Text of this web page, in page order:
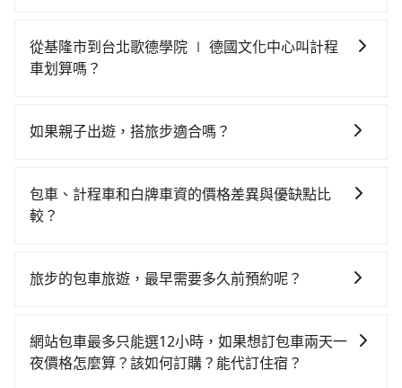
約600元、車程約35分鐘。抵達高鐵站後，步行進站、
現場購票並於月台排隊的時間約20分鐘，再乘坐7~8分
天候狀況，決定是步行一段路或者搭乘公車抵達最終的
用tripool並到府專車接送，則每人平均花費約230元，
費時34分鐘。選擇搭乘高鐵而不預約包車，不僅每人至
以下要乘車，也可參考tripool的拼車共乘服務，最多可
對的時間彈性，在北北基桃竹有提供甲地乙還的iRent應
該適合你。註冊完iRent的app後，可以每小時
院 ∣ 德國文化中心的花費預估為$250~350，雖已將
iRent只提供最基本的車型，如Toyota Yaris、Prius C、
Vios這類乘坐體驗較差的車款，如果人數超過四位，更
客遺留的垃圾或者撞凹的車門仍未被修理，每一次租車
時卻偏偏找不到停車位，對於急著用車或者要載其他乘
客的人來說就有不小的風險。最後，雖然路邊隨租隨還
從基隆市到台北歌德學院 ∣ 德國文化中心叫計程
車划算嗎？
灣大車隊、Uber和Yoxi，如果在路邊攔不到車，也可考
為840~1,000元間，若改選tripool的專車服務可再更便
宜。雖然基隆市區到台北歌德學院 ∣ 德國文化中心的跳
型車最高可省$500。
如果親子出遊，搭旅步適合嗎？
椅及兒童用增高墊供您選購(租借300元/個)，讓您和孩子
出遊時安全更有保障。
包車、計程車和白牌車資的價格差異與優缺點比
較？
包車：優點是搭乘舒適可以根據自己的需求安排時間和
車：優點是24小時隨叫隨到，價格按錶計費，但若遇交
通塞車時亦會加收延遲費用，一般屬短程接駁為主。 -
旅步的包車旅遊，最早需要多久前預約呢？
提供早鳥優惠，您越早預訂就能享有更優惠的價格。所
以不妨趁早訂購，享受更划算的價格。
網站包車最多只能選12小時，如果想訂包車兩天一
夜價格怎麼算？該如何訂購？能代訂住宿？